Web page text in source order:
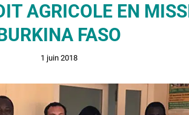
AGRICOLE EN
FASO
1 juin 2018